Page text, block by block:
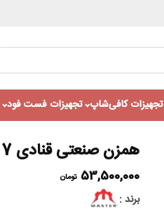
تجهیزات کافی‌شاپ تجهیزات فست فود
همزن صنعتی قنادی 7 لیتری مستر مدل BM7-Black
53,500,000 تومان
برند